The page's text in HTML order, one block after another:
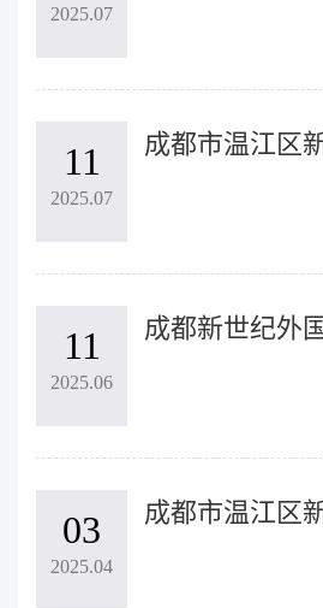
2025.07
11
2025.07
11
2025.06
03
2025.04